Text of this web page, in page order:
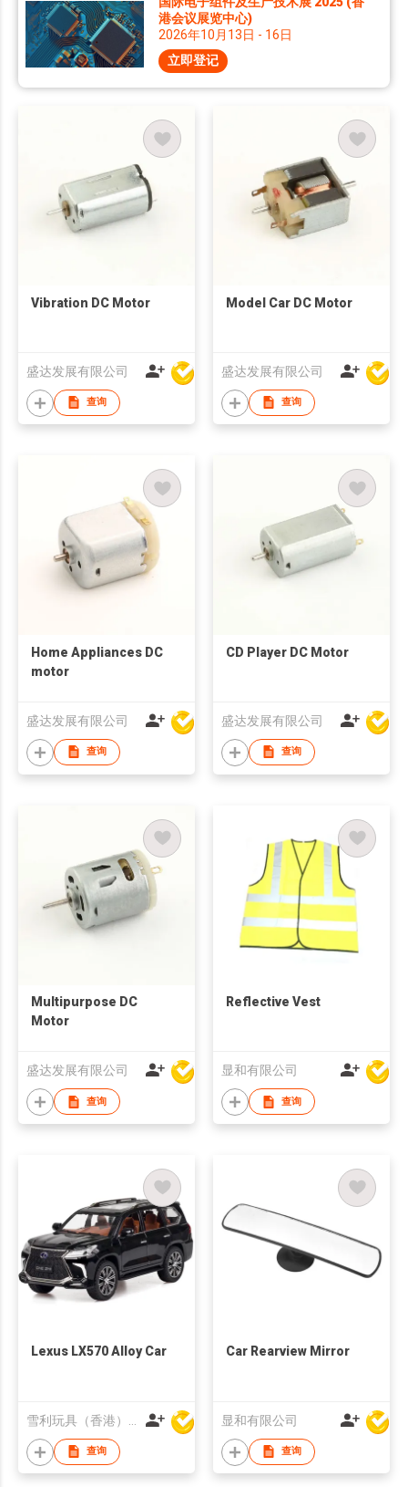
港会议展览中心)
2026年10月13日 - 16日
立即登记
Vibration DC Motor
盛达发展有限公司
查询
Model Car DC Motor
盛达发展有限公司
查询
Home Appliances DC
motor
盛达发展有限公司
查询
CD Player DC Motor
盛达发展有限公司
查询
Multipurpose DC
Motor
盛达发展有限公司
查询
Reflective Vest
显和有限公司
查询
Lexus LX570 Alloy Car
查询
Car Rearview Mirror
显和有限公司
查询